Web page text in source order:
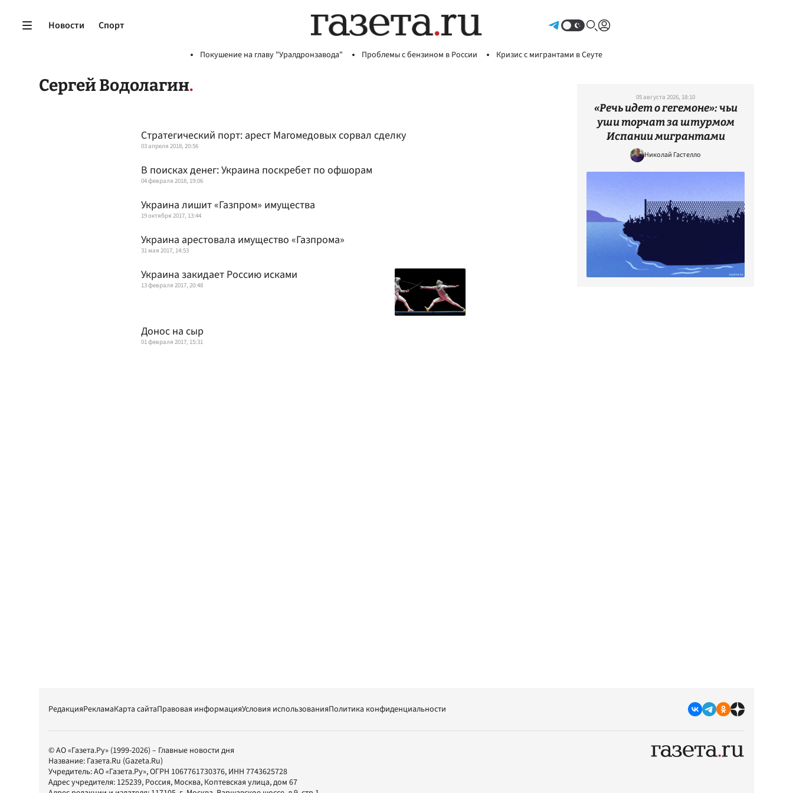
Новости Спорт
Покушение на главу "Уралдронзавода" Проблемы с бензином в России Кризис с мигрантами в Сеуте
Сергей Водолагин
Стратегический порт: арест Магомедовых сорвал сделку
03 апреля 2018, 20:56
В поисках денег: Украина поскребет по офшорам
04 февраля 2018, 19:06
Украина лишит «Газпром» имущества
19 октября 2017, 13:44
Украина арестовала имущество «Газпрома»
31 мая 2017, 14:53
Украина закидает Россию исками
13 февраля 2017, 20:48
Донос на сыр
01 февраля 2017, 15:31
05 августа 2026, 18:10
«Речь идет о гегемоне»: чьи
уши торчат за штурмом
Испании мигрантами
Николай Гастелло
РедакцияРекламаКарта сайтаПравовая информацияУсловия использованияПолитика конфиденциальности
© АО «Газета.Ру» (1999-2026) – Главные новости дня
Название: Газета.Ru (Gazeta.Ru)
Учредитель:АО «Газета.Ру», ОГРН 1067761730376, ИНН 7743625728
Адрес учредителя: 125239, Россия, Москва, Коптевская улица, дом 67